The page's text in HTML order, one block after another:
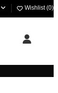
Wishlist (0)